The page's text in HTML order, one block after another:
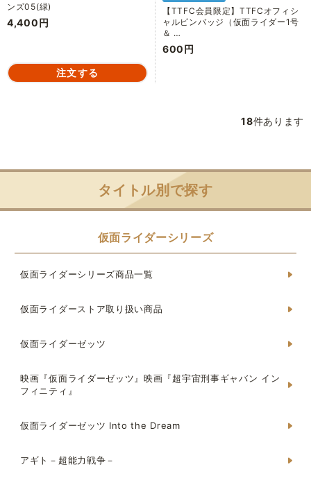
ンズ05(緑)
4,400円
【TTFC会員限定】TTFCオフィシ
ャルピンバッジ（仮面ライダー1号
＆ …
600円
18件あります
タイトル別で探す
仮面ライダーシリーズ
仮面ライダーシリーズ商品一覧
仮面ライダーストア取り扱い商品
仮面ライダーゼッツ
映画『仮面ライダーゼッツ』映画『超宇宙刑事ギャバン イン
フィニティ』
仮面ライダーゼッツ Into the Dream
アギト－超能力戦争－